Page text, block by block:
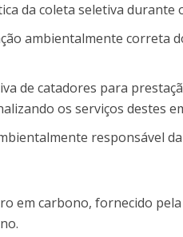
da coleta seletiva
ambientalmente correta
de catadores para
os serviços destes
responsável
em carbono, fornecido